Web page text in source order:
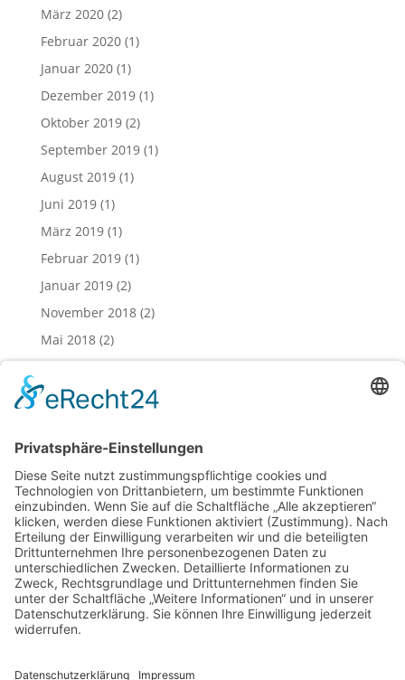
März 2020(2)
Februar 2020(1)
Januar 2020(1)
Dezember 2019(1)
Oktober 2019(2)
September 2019(1)
August 2019(1)
Juni 2019(1)
März 2019(1)
Februar 2019(1)
Januar 2019(2)
November 2018(2)
Mai 2018(2)
April 2018(2)
März 2018(1)
Januar 2018(2)
Dezember 2017(1)
November 2017(3)
Juli 2017(1)
April 2017(1)
Februar 2017(1)
Januar 2017(1)
Dezember 2016